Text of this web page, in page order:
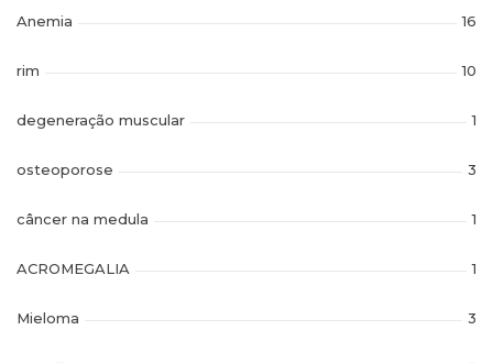
Anemia 16
rim 10
degeneração muscular 1
osteoporose 3
câncer na medula 1
ACROMEGALIA 1
Mieloma 3